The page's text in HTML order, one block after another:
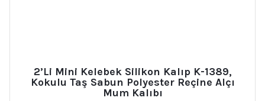
2’li Mini Kelebek Silikon Kalıp K-1389,
Kokulu Taş Sabun Polyester Reçine Alçı
Mum Kalıbı